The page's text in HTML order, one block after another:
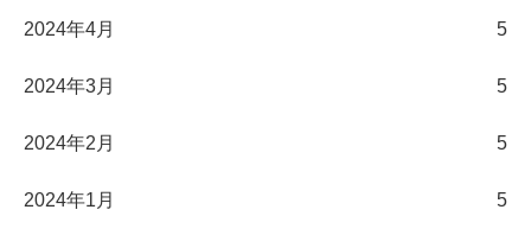
2024年4月 5
2024年3月 5
2024年2月 5
2024年1月 5